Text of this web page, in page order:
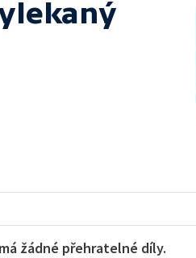
žádné přehratelné díly.